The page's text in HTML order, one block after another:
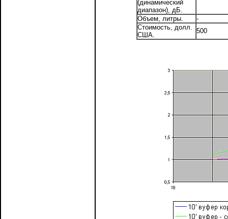
(динамический
диапазон), дБ.
Объем, литры.
-
Стоимость, долл.
США.
500